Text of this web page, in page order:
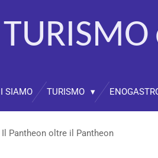
TURISMO
SIAMO TURISMO
Il Pantheon oltre il Pantheon